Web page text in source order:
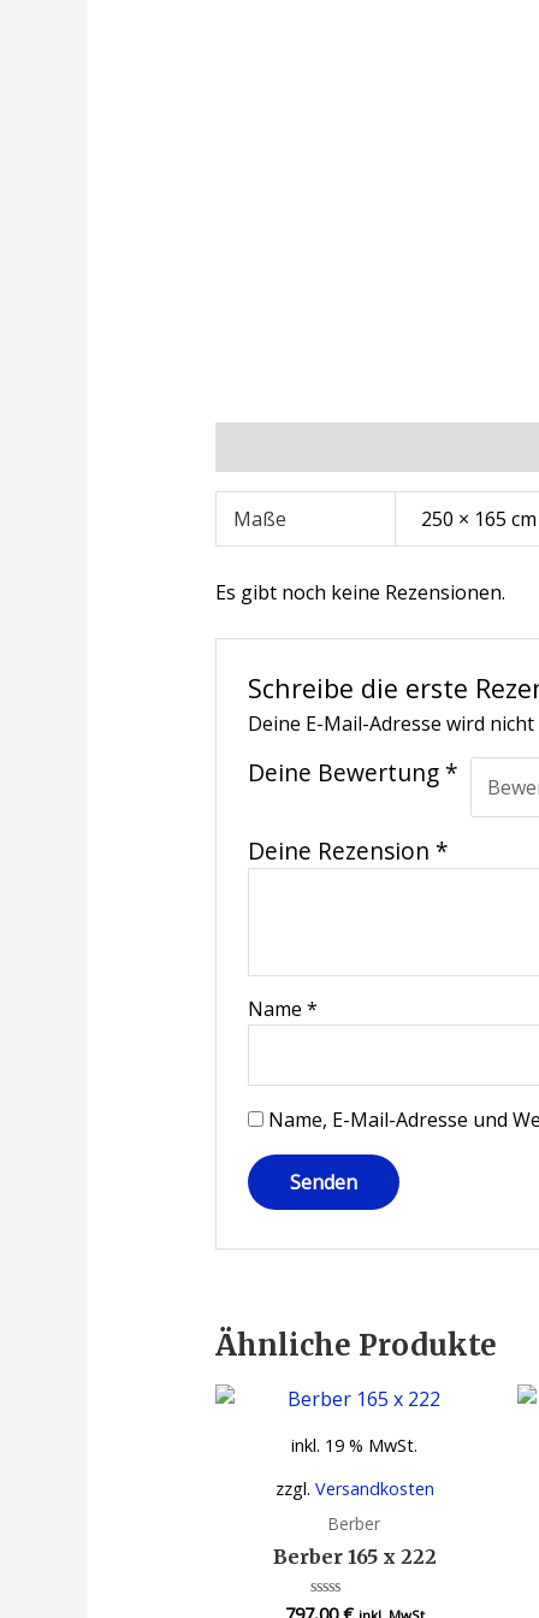
Maße 250 × 165 cm
Es gibt noch keine Rezensionen.
Schreibe die erste
Deine E-Mail-Adresse wird
Deine Bewertung *
Deine Rezension *
Name*
Name, E-Mail-Adresse und
Ähnliche Produkte
inkl. 19 % MwSt.
zzgl. Versandkosten
Berber
Berber 165 x 222
Bewertet
797,00€